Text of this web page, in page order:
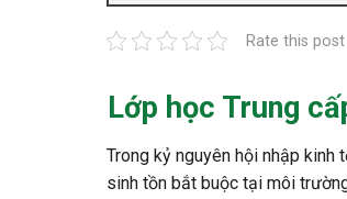
Rate this post
Lớp học Trung
Trong kỷ nguyên hội nhập kinh
sinh tồn bắt buộc tại môi